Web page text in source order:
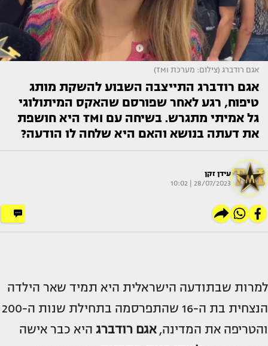
אגם רודברג (צילום: מערכת TMI)
אגם רודברג התייצבה השבוע להשקת מותג
טיפוח, רגע לאחר שפורסם שהאקס המיתולוגי
גל אמיתי מתגרש. בשיחה עם TMI היא חושפת
את דעתה בנושא והאם היא שלחה לו הודעה?
עידן זקן
28/07/2023 | 10:02
למרות שבתודעה הישראלית היא תמיד שאר הילדה
הנצחית בת ה-16 שהתפרסמה בתחילת שנות ה-200
והטריפה את המדינה,אגם רודברג היא כבר אישה